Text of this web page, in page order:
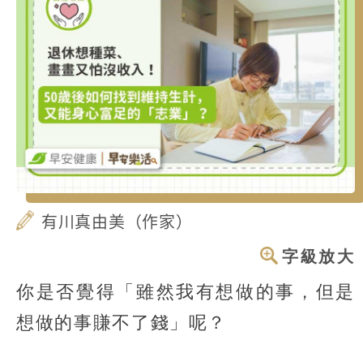
有川真由美（作家）
字級放大
你是否覺得「雖然我有想做的事，但是
想做的事賺不了錢」呢？